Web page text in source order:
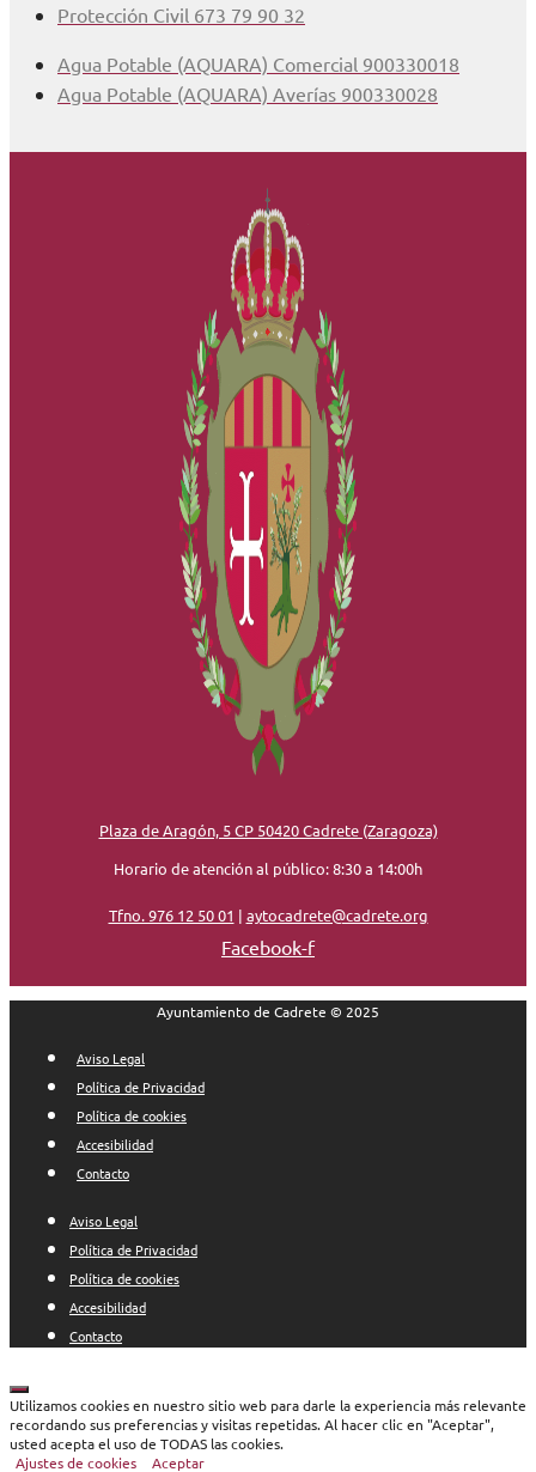
Protección Civil 673 79 90 32
Agua Potable (AQUARA) Comercial 900330018
Agua Potable (AQUARA) Averías 900330028
Plaza de Aragón, 5 CP 50420 Cadrete (Zaragoza)
Horario de atención al público: 8:30 a 14:00h
Tfno. 976 12 50 01 | aytocadrete@cadrete.org
Facebook-f
Ayuntamiento de Cadrete © 2025
Aviso Legal
Política de Privacidad
Política de cookies
Accesibilidad
Contacto
Aviso Legal
Política de Privacidad
Política de cookies
Accesibilidad
Contacto
Cerrar
Utilizamos cookies en nuestro sitio web para darle la experiencia más relevante
recordando sus preferencias y visitas repetidas. Al hacer clic en "Aceptar",
usted acepta el uso de TODAS las cookies.
Ajustes de cookies
Aceptar